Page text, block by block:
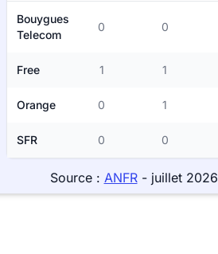
Bouygues
Telecom
0 0
Free 1 1
Orange 0 1
SFR 0 0
Source : ANFR- juillet 2026